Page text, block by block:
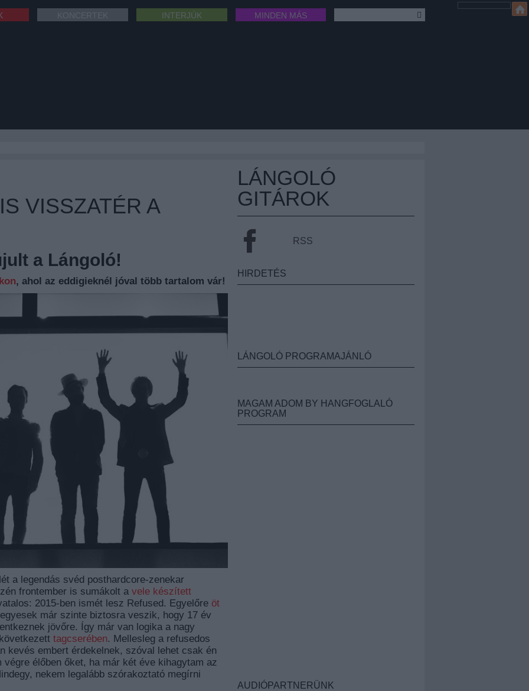
INTERJÚK MINDEN MÁS
VISSZATÉR A
a Lángoló!
, ahol az eddigieknél jóval több tartalom vár!
a legendás svéd posthardcore-zenekar
frontember is sumákolt a vele készített
2015-ben ismét lesz Refused. Egyelőre öt
már szinte biztosra veszik, hogy 17 év
jövőre. Így már van logika a nagy
tagcserében. Mellesleg a refusedos
kevés embert érdekelnek, szóval lehet csak én
élőben őket, ha már két éve kihagytam az
nekem legalább szórakoztató megírni
LÁNGOLÓ
GITÁROK
RSS
HIRDETÉS
LÁNGOLÓ PROGRAMAJÁNLÓ
MAGAM ADOM BY HANGFOGLALÓ
PROGRAM
AUDIÓPARTNERÜNK